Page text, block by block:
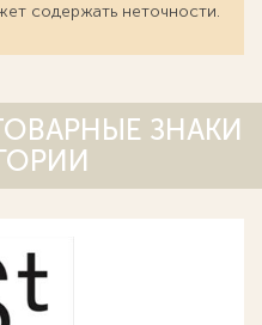
содержать неточности.
ЗНАКИ